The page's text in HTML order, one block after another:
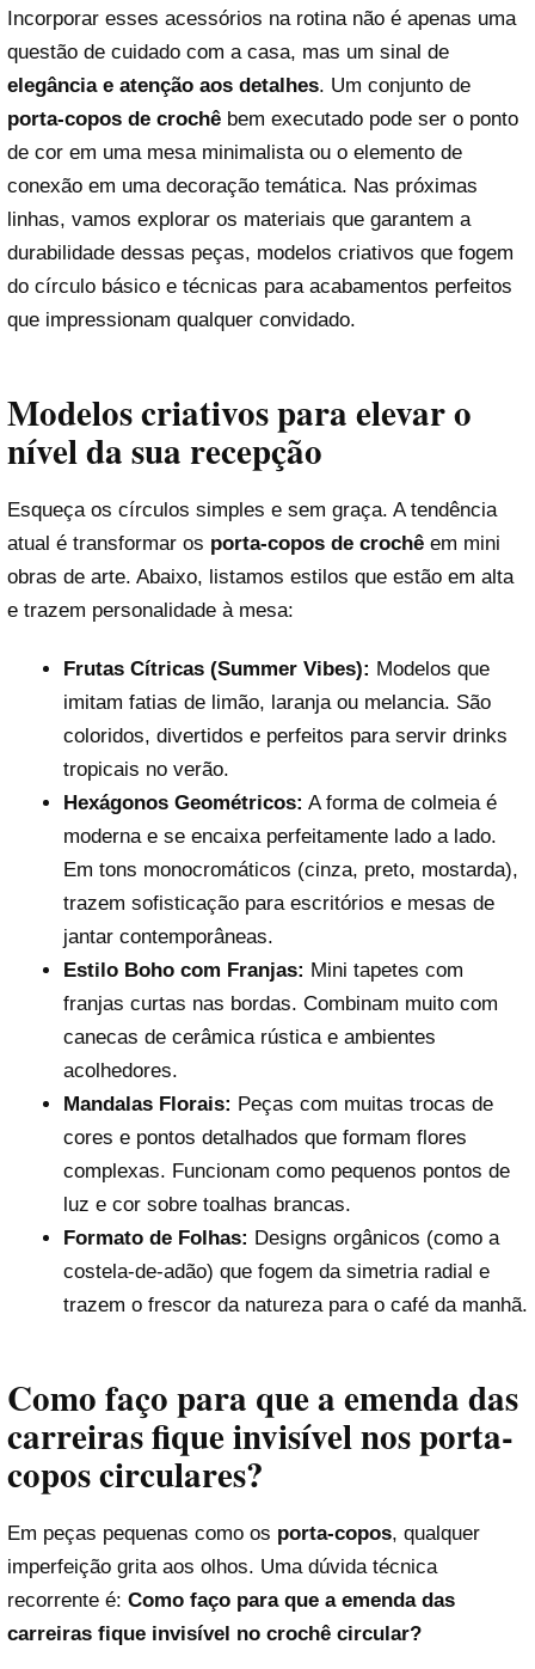
Incorporar esses acessórios na rotina não é apenas uma
questão de cuidado com a casa, mas um sinal de
elegância e atenção aos detalhes. Um conjunto de
porta-copos de crochê bem executado pode ser o ponto
de cor em uma mesa minimalista ou o elemento de
conexão em uma decoração temática. Nas próximas
linhas, vamos explorar os materiais que garantem a
durabilidade dessas peças, modelos criativos que fogem
do círculo básico e técnicas para acabamentos perfeitos
que impressionam qualquer convidado.
Modelos criativos para elevar o
nível da sua recepção
Esqueça os círculos simples e sem graça. A tendência
atual é transformar os porta-copos de crochê em mini
obras de arte. Abaixo, listamos estilos que estão em alta
e trazem personalidade à mesa:
Frutas Cítricas (Summer Vibes): Modelos que
imitam fatias de limão, laranja ou melancia. São
coloridos, divertidos e perfeitos para servir drinks
tropicais no verão.
Hexágonos Geométricos: A forma de colmeia é
moderna e se encaixa perfeitamente lado a lado.
Em tons monocromáticos (cinza, preto, mostarda),
trazem sofisticação para escritórios e mesas de
jantar contemporâneas.
Estilo Boho com Franjas: Mini tapetes com
franjas curtas nas bordas. Combinam muito com
canecas de cerâmica rústica e ambientes
acolhedores.
Mandalas Florais: Peças com muitas trocas de
cores e pontos detalhados que formam flores
complexas. Funcionam como pequenos pontos de
luz e cor sobre toalhas brancas.
Formato de Folhas: Designs orgânicos (como a
costela-de-adão) que fogem da simetria radial e
trazem o frescor da natureza para o café da manhã.
Como faço para que a emenda das
carreiras fique invisível nos porta-
copos circulares?
Em peças pequenas como os porta-copos, qualquer
imperfeição grita aos olhos. Uma dúvida técnica
recorrente é: Como faço para que a emenda das
carreiras fique invisível no crochê circular?